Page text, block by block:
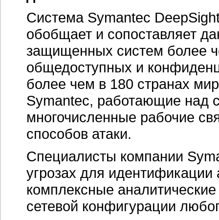
Система Symantec
обобщает и сопоставляет
защищенных систем более
общедоступных и
более чем в 180 странах
Symantec, работающие над
многочисленные рабочие
способов атаки.
Специалисты компании
угрозах для идентификации
комплексные
сетевой конфигурации